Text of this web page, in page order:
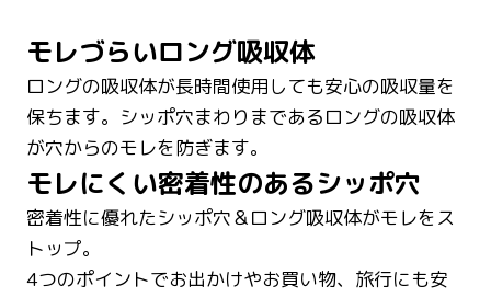
モレづらいロング吸収体
ロングの吸収体が長時間使用しても安心の吸収量を
保ちます。シッポ穴まわりまであるロングの吸収体
が穴からのモレを防ぎます。
モレにくい密着性のあるシッポ穴
密着性に優れたシッポ穴＆ロング吸収体がモレをス
トップ。
4つのポイントでお出かけやお買い物、旅行にも安